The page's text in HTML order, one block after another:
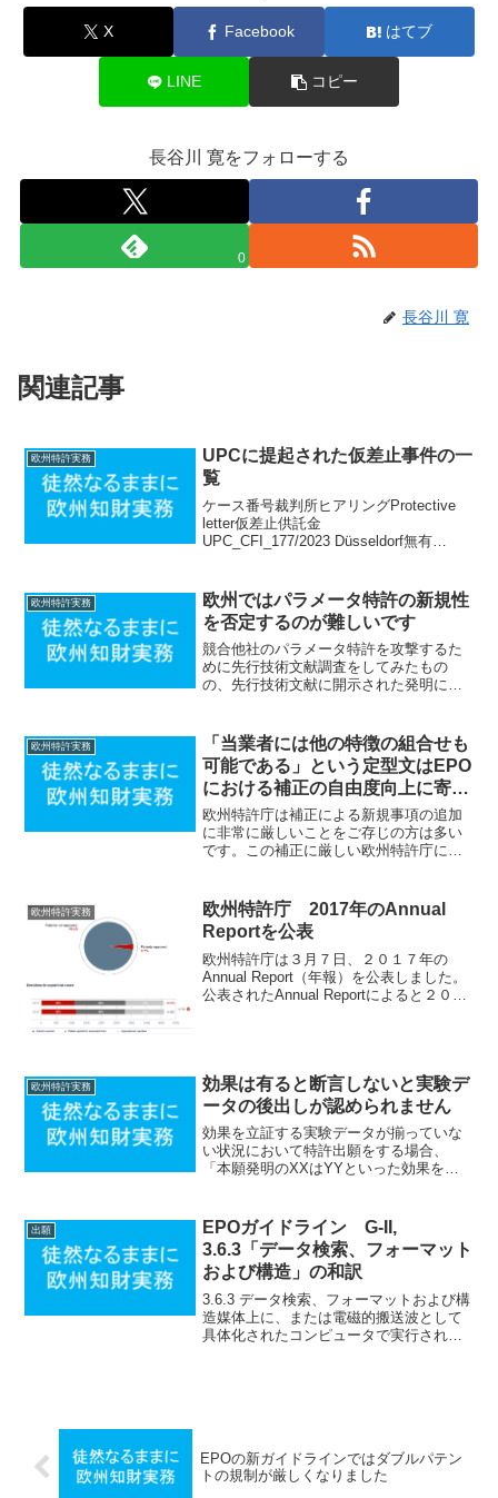
X Facebook はてブ
LINE コピー
長谷川 寛をフォローする
0
長谷川 寛
関連記事
欧州特許実務
UPCに提起された仮差止事件の一
覧
ケース番号裁判所ヒアリングProtective
letter仮差止供託金
UPC_CFI_177/2023 Düsseldorf無有
欧州特許実務
欧州ではパラメータ特許の新規性
を否定するのが難しいです
競合他社のパラメータ特許を攻撃するた
めに先行技術文献調査をしてみたもの
の、先行技術文献に開示された発明には
うな場合日本の異議などでは「先行技術
文献の発明はパラメータを満...
欧州特許実務
「当業者には他の特徴の組合せも
可能である」という定型文はEPO
における補正の自由度向上に寄与
しません
欧州特許庁は補正による新規事項の追加
に非常に厳しいことをご存じの方は多い
です。この補正に厳しい欧州特許庁にお
補正を可能にするために方法の一つとし
て「当業者にとっては実施...
欧州特許実務
欧州特許庁 2017年のAnnual
Reportを公表
欧州特許庁は３月７日、２０１７年の
Annual Report（年報）を公表しました。
公表されたAnnual Reportによると２０１
欧州特許実務
効果は有ると断言しないと実験デ
ータの後出しが認められません
効果を立証する実験データが揃っていな
い状況において特許出願をする場合、
「本願発明のXXはYYといった効果を有
「本願発明のXXはYYといった効果を有
する可能性がある」等の断...
出願
EPOガイドライン G-II,
3.6.3「データ検索、フォーマット
および構造」の和訳
3.6.3 データ検索、フォーマットおよび構
造媒体上に、または電磁的搬送波として
具体化されたコンピュータで実行される
EPOの新ガイドラインではダブルパテン
トの規制が厳しくなりました